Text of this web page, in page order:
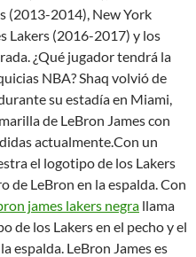
(2013-2014), New York
Lakers (2016-2017) y los
¿Qué jugador tendrá la
NBA? Shaq volvió de
su estadía en Miami,
de LeBron James con
actualmente.Con un
el logotipo de los Lakers
de LeBron en la espalda. Con
james lakers negra llama
de los Lakers en el pecho y el
espalda. LeBron James es